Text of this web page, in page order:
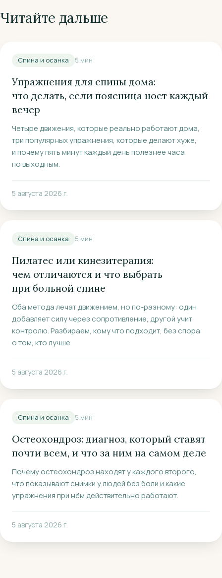
Читайте дальше
Спина и осанка 5 мин
Упражнения для спины дома:
что делать, если поясница ноет каждый
вечер
Четыре движения, которые реально работают дома,
три популярных упражнения, которые делают хуже,
и почему пять минут каждый день полезнее часа
по выходным.
5 августа 2026 г.
Спина и осанка 5 мин
Пилатес или кинезитерапия:
чем отличаются и что выбрать
при больной спине
Оба метода лечат движением, но по-разному: один
добавляет силу через сопротивление, другой учит
контролю. Разбираем, кому что подходит, без спора
о том, кто лучше.
5 августа 2026 г.
Спина и осанка 5 мин
Остеохондроз: диагноз, который ставят
почти всем, и что за ним на самом деле
Почему остеохондроз находят у каждого второго,
что показывают снимки у людей без боли и какие
упражнения при нём действительно работают.
5 августа 2026 г.